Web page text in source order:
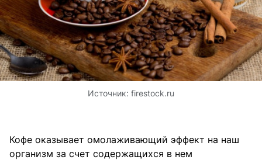
Источник: firestock.ru
Кофе оказывает омолаживающий эффект на наш
организм за счет содержащихся в нем